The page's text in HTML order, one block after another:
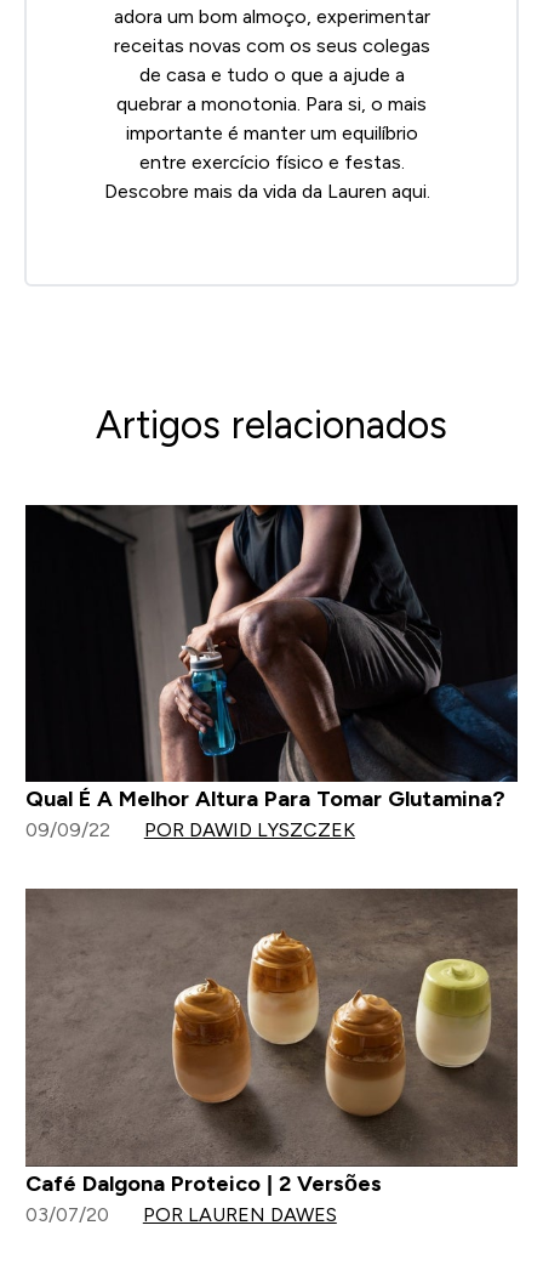
adora um bom almoço, experimentar
receitas novas com os seus colegas
de casa e tudo o que a ajude a
quebrar a monotonia. Para si, o mais
importante é manter um equilíbrio
entre exercício físico e festas.
Descobre mais da vida da Lauren aqui
Artigos relacionados
Qual É A Melhor Altura Para Tomar Glutamina?
09/09/22 POR DAWID LYSZCZEK
Café Dalgona Proteico | 2 Versões
03/07/20 POR LAUREN DAWES